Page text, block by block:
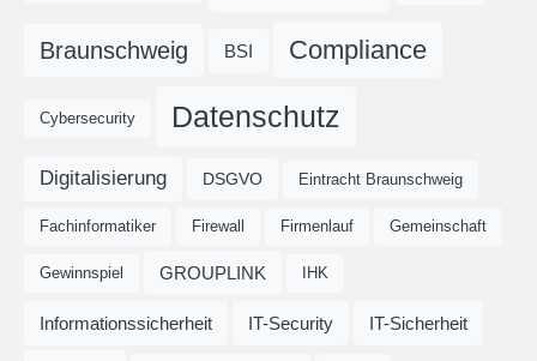
Braunschweig BSI Compliance
Cybersecurity Datenschutz
Digitalisierung DSGVO Eintracht Braunschweig
Fachinformatiker Firewall Firmenlauf Gemeinschaft
Gewinnspiel GROUPLINK IHK
Informationssicherheit IT-Security IT-Sicherheit